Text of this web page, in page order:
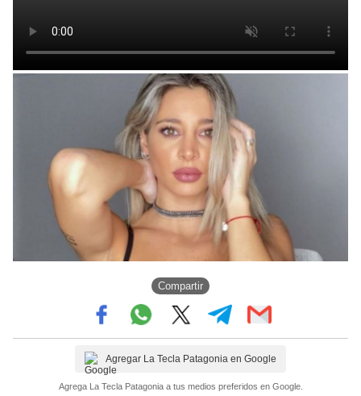
Compartir
Agregar La Tecla Patagonia en Google
Agrega La Tecla Patagonia a tus medios preferidos en Google.